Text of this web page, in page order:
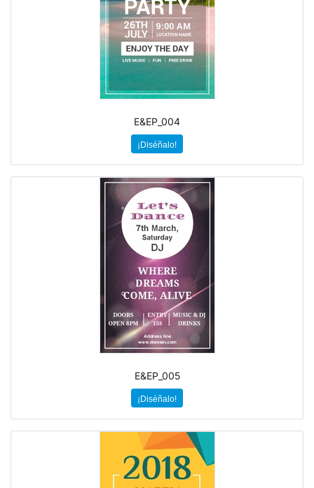
E&EP_004
¡Diséñalo!
E&EP_005
¡Diséñalo!